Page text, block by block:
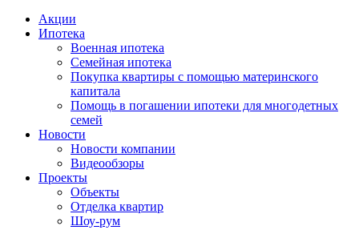
Акции
Ипотека
Военная ипотека
Семейная ипотека
Покупка квартиры с помощью материнского
капитала
Помощь в погашении ипотеки для многодетных
семей
Новости
Новости компании
Видеообзоры
Проекты
Объекты
Отделка квартир
Шоу-рум